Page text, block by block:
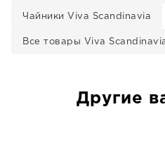
Чайники Viva Scandinavia
Все товары Viva
Другие